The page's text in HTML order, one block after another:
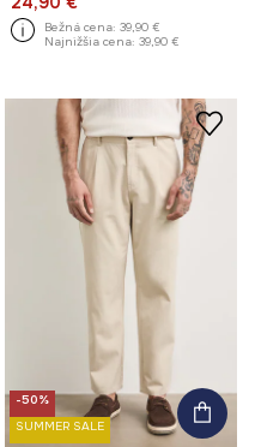
Bežná cena: 39,90 €
Najnižšia cena: 39,90 €
-50%
SUMMER SALE